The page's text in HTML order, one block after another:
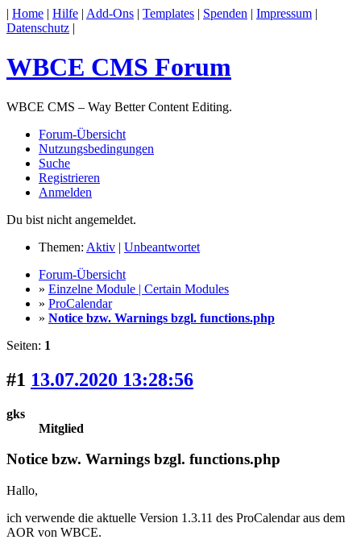
| Home | Hilfe | Add-Ons | Templates | Spenden | Impressum |
Datenschutz |
WBCE CMS Forum
WBCE CMS – Way Better Content Editing.
Forum-Übersicht
Nutzungsbedingungen
Suche
Registrieren
Anmelden
Du bist nicht angemeldet.
Themen: Aktiv | Unbeantwortet
Forum-Übersicht
» Einzelne Module | Certain Modules
» ProCalendar
» Notice bzw. Warnings bzgl. functions.php
Seiten: 1
#1 13.07.2020 13:28:56
gks
Mitglied
Notice bzw. Warnings bzgl. functions.php
Hallo,
ich verwende die aktuelle Version 1.3.11 des ProCalendar aus dem
AOR von WBCE.